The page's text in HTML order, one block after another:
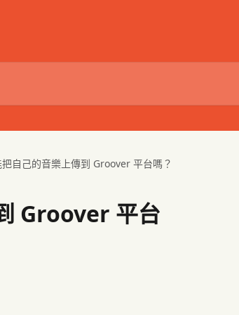
自己的音樂上傳到 Groover 平台嗎？
Groover 平台